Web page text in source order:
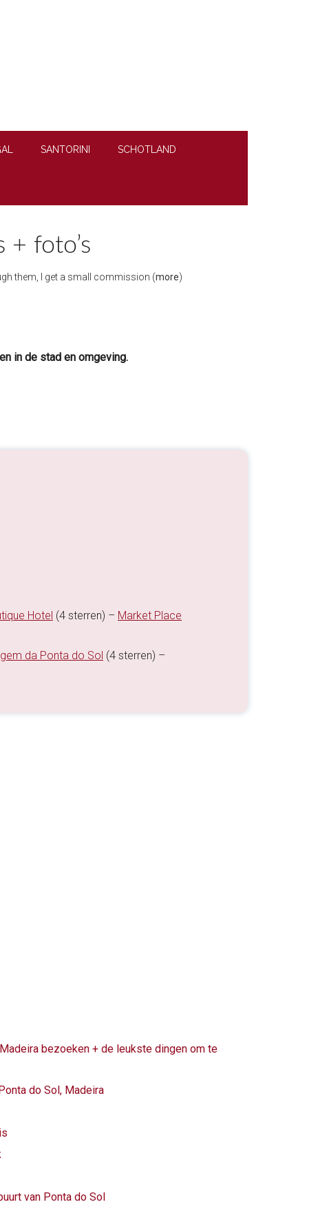
SANTORINI SCHOTLAND
+ foto’s
them, I get a small commission (more)
in de stad en omgeving.
Hotel (4 sterren) – Market Place
da Ponta do Sol (4 sterren) –
bezoeken + de leukste dingen om te
do Sol, Madeira
van Ponta do Sol